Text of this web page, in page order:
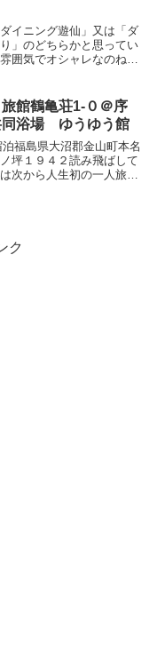
イニング遊仙」又は「ダ
」のどちらかと思ってい
囲気でオシャレなのね
いう昔ながらの大宴会場
った場所。仕...
館鶴亀荘1-０＠序
同浴場 ゆうゆう館
福島県大沼郡金山町本名
坪１９４２読み飛ばして
次から人生初の一人旅は
ク